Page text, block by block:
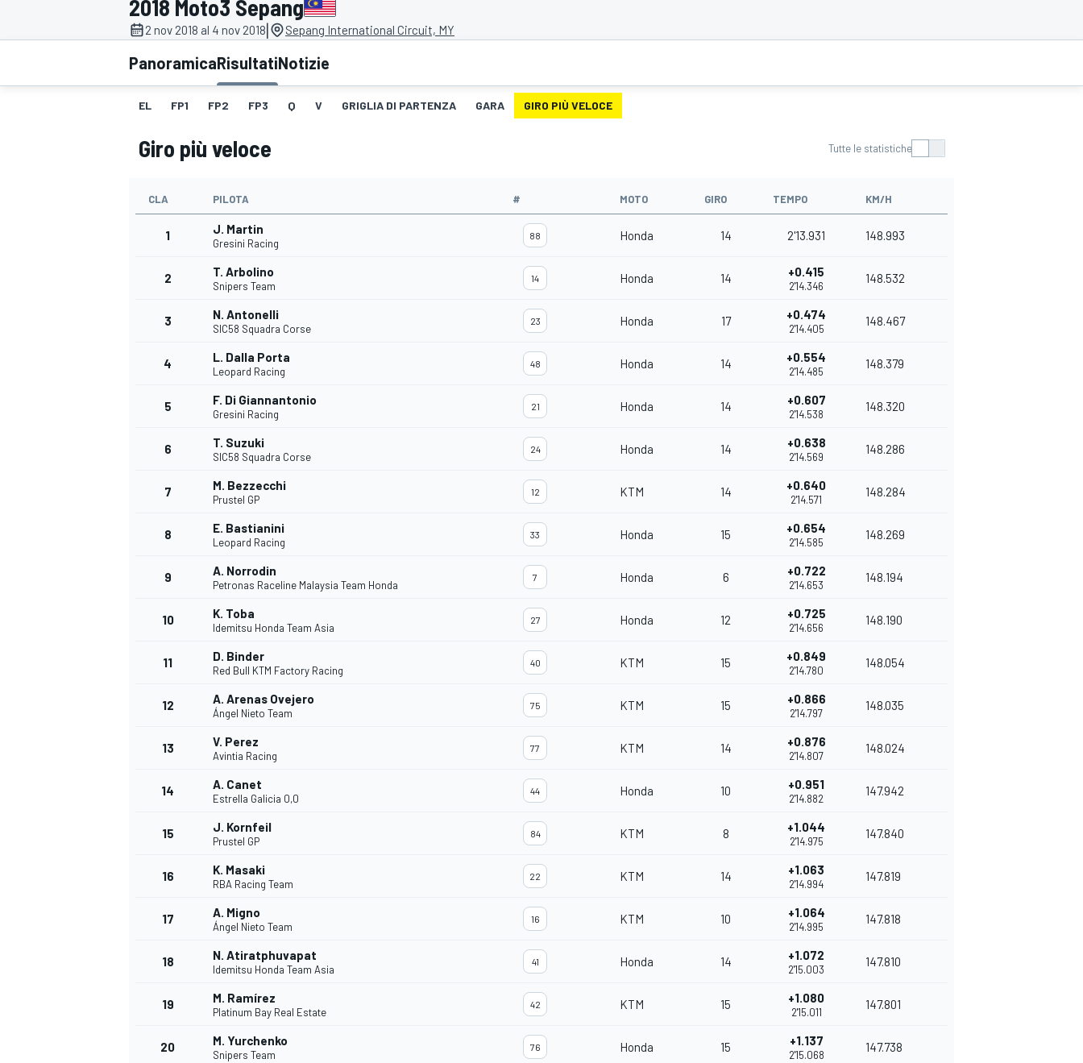
MOTOGP WEC
WRC
MONOPOSTO
2018 Moto3 Sepang
2 nov 2018 al 4 nov 2018| Sepang International Circuit, MY
PanoramicaRisultatiNotizie
EL FP1 FP2 FP3 Q V GRIGLIA DI PARTENZA GARA GIRO PIÙ VELOCE
Giro più veloce Tutte le statistiche
CLA PILOTA # MOTO GIRO TEMPO KM/H
1 J. Martin
Gresini Racing
88 Honda 14 2'13.931 148.993
2 T. Arbolino
Snipers Team
14 Honda 14 +0.415
2'14.346
148.532
3 N. Antonelli
SIC58 Squadra Corse
23 Honda 17 +0.474
2'14.405
148.467
4 L. Dalla Porta
Leopard Racing
48 Honda 14 +0.554
2'14.485
148.379
5 F. Di Giannantonio
Gresini Racing
21 Honda 14 +0.607
2'14.538
148.320
6 T. Suzuki
SIC58 Squadra Corse
24 Honda 14 +0.638
2'14.569
148.286
7 M. Bezzecchi
Prustel GP
12 KTM 14 +0.640
2'14.571
148.284
8 E. Bastianini
Leopard Racing
33 Honda 15 +0.654
2'14.585
148.269
9 A. Norrodin
Petronas Raceline Malaysia Team Honda
7 Honda 6 +0.722
2'14.653
148.194
10 K. Toba
Idemitsu Honda Team Asia
27 Honda 12 +0.725
2'14.656
148.190
11 D. Binder
Red Bull KTM Factory Racing
40 KTM 15 +0.849
2'14.780
148.054
12 A. Arenas Ovejero
Ángel Nieto Team
75 KTM 15 +0.866
2'14.797
148.035
13 V. Perez
Avintia Racing
77 KTM 14 +0.876
2'14.807
148.024
14 A. Canet
Estrella Galicia 0,0
44 Honda 10 +0.951
2'14.882
147.942
15 J. Kornfeil
Prustel GP
84 KTM 8 +1.044
2'14.975
147.840
16 K. Masaki
RBA Racing Team
22 KTM 14 +1.063
2'14.994
147.819
17 A. Migno
Ángel Nieto Team
16 KTM 10 +1.064
2'14.995
147.818
18 N. Atiratphuvapat
Idemitsu Honda Team Asia
41 Honda 14 +1.072
2'15.003
147.810
19 M. Ramírez
Platinum Bay Real Estate
42 KTM 15 +1.080
2'15.011
147.801
20 M. Yurchenko
Snipers Team
76 Honda 15 +1.137
2'15.068
147.738